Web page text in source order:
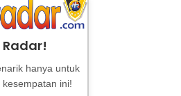
hanya untuk
ini!